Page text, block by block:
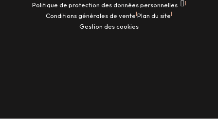
Politique de protection des données personnelles |
Conditions générales de vente|Plan du site|
Gestion des cookies